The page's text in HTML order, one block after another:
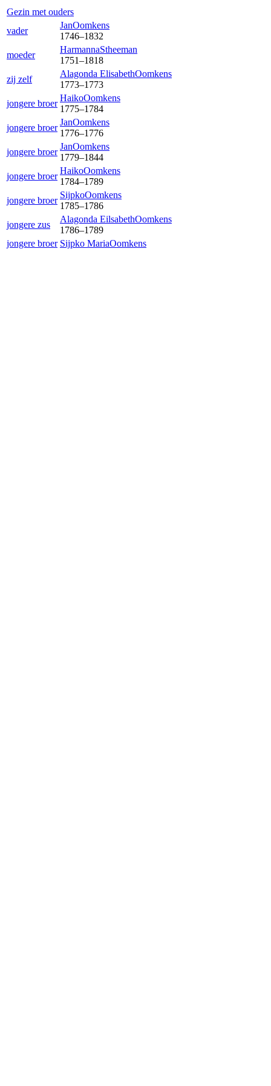
Gezin met ouders
vader
JanOomkens
1746–1832
moeder
HarmannaStheeman
1751–1818
zij zelf
Alagonda ElisabethOomkens
1773–1773
jongere broer
HaikoOomkens
1775–1784
jongere broer
JanOomkens
1776–1776
jongere broer
JanOomkens
1779–1844
jongere broer
HaikoOomkens
1784–1789
jongere broer
SijpkoOomkens
1785–1786
jongere zus
Alagonda EilsabethOomkens
1786–1789
jongere broer Sijpko MariaOomkens